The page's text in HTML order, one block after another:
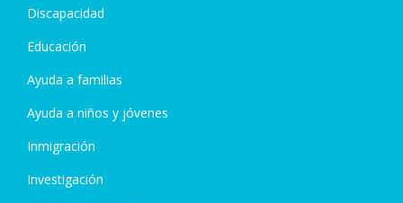
Discapacidad
Educación
Ayuda a familias
Ayuda a niños y jóvenes
Inmigración
Investigación